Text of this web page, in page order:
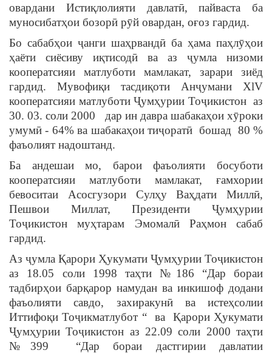
овардани Истиқлолияти давлатӣ, пайваста ба
муносибатҳои бозорӣ рӯй овардан, оғоз гардид.
Бо сабабҳои ҷанги шаҳрвандӣ ба ҳама паҳлӯҳои
ҳаёти сиёсиву иқтисодӣ ва аз ҷумла низоми
кооператсияи матлуботи мамлакат, зарари зиёд
гардид. Мувофиқи тасдиқоти Анҷумани XlV
кооператсияи матлуботи Ҷумҳурии Тоҷикистон аз
30. 03. соли 2000 дар ин давра шабакаҳои хӯроки
умумӣ - 64% ва шабакаҳои тиҷоратӣ бошад 80 %
фаъолият надоштанд.
Ба андешаи мо, барои фаъолияти босуботи
кооператсияи матлуботи мамлакат, ғамхории
бевоситаи Асосгузори Сулҳу Ваҳдати Миллӣ,
Пешвои Миллат, Президенти Ҷумҳурии
Тоҷикистон муҳтарам Эмомалӣ Раҳмон сабаб
гардид.
Аз ҷумла Қарори Ҳукумати Ҷумҳурии Тоҷикистон
аз 18.05 соли 1998 таҳти №186 “Дар бораи
тадбирҳои барқарор намудан ва инкишоф додани
фаъолияти савдо, захиракунӣ ва истеҳсолии
Иттифоқи Тоҷикматлубот “ ва Қарори Ҳукумати
Ҷумҳурии Тоҷикистон аз 22.09 соли 2000 таҳти
№399 “Дар бораи дастгирии давлатии